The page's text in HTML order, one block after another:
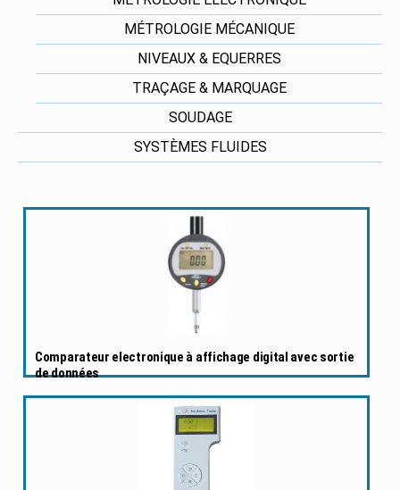
MÉTROLOGIE MÉCANIQUE
NIVEAUX & EQUERRES
TRAÇAGE & MARQUAGE
SOUDAGE
SYSTÈMES FLUIDES
Comparateur electronique à affichage digital avec sortie
de données